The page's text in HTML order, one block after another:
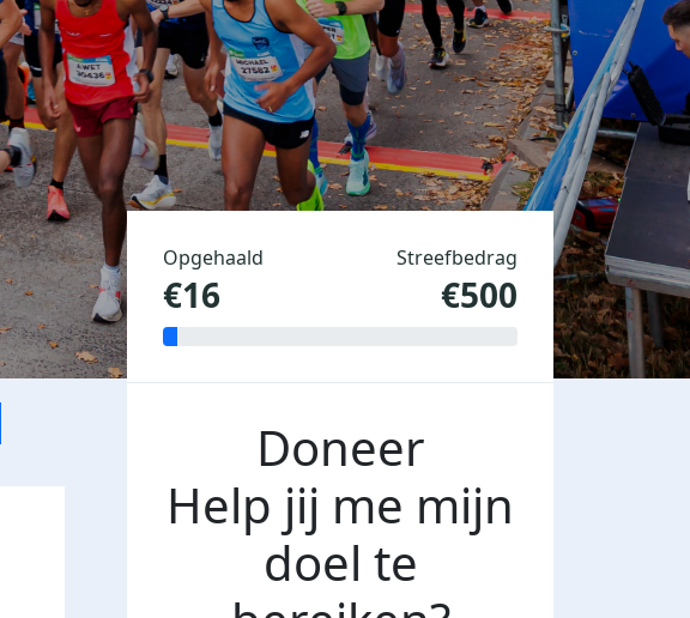
Opgehaald
€16
Streefbedrag
€500
Doneer
Help jij me mijn
doel te